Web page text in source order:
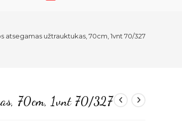
atsegamas užtrauktukas, 70cm, 1vnt 70/327
70cm, 1vnt 70/327